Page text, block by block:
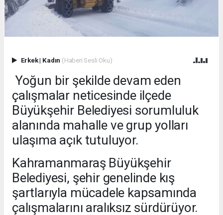
Erkek| Kadın (Haberi Sesli Oku)
Yoğun bir şekilde devam eden
çalışmalar neticesinde ilçede
Büyükşehir Belediyesi sorumluluk
alanında mahalle ve grup yolları
ulaşıma açık tutuluyor.
Kahramanmaraş Büyükşehir
Belediyesi, şehir genelinde kış
şartlarıyla mücadele kapsamında
çalışmalarını aralıksız sürdürüyor.